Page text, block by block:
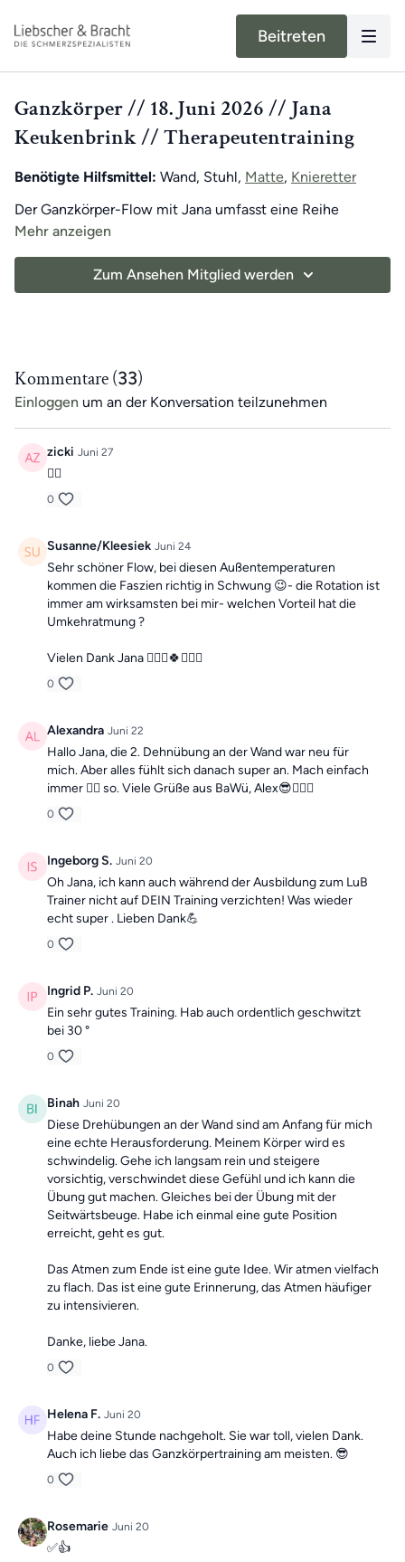
Beitreten
Ganzkörper // 18. Juni 2026 // Jana
Keukenbrink // Therapeutentraining
Benötigte Hilfsmittel: Wand, Stuhl, Matte, Knieretter
Der Ganzkörper-Flow mit Jana umfasst eine Reihe
gezielter Übungen, die darauf ausgelegt sind, die
Flexibilität, Stabilität und Kraft deines gesamten Körpers
zu steigern. Dabei wirst du unterstützt, Schmerzen von
Kopf bis Fuß nachhaltig zu lindern – ganz ohne Belastung
Achte gemeinsam mit Jana auf die Signale deines Körpers
Mehr anzeigen
Zum Ansehen Mitglied werden
Kommentare (33)
Einloggen um an der Konversation teilzunehmen
zicki Juni 27
👍🏼
0
Susanne/Kleesiek Juni 24
Sehr schöner Flow, bei diesen Außentemperaturen
kommen die Faszien richtig in Schwung 😉- die Rotation ist
immer am wirksamsten bei mir- welchen Vorteil hat die
Umkehratmung ?
Vielen Dank Jana 🙋🏼‍♀️🍀🙋🏼‍♀️
0
Alexandra Juni 22
Hallo Jana, die 2. Dehnübung an der Wand war neu für
mich. Aber alles fühlt sich danach super an. Mach einfach
immer 👍🏻 so. Viele Grüße aus BaWü, Alex😎🙋🏻‍♀️
0
Ingeborg S. Juni 20
Oh Jana, ich kann auch während der Ausbildung zum LuB
Trainer nicht auf DEIN Training verzichten! Was wieder
echt super . Lieben Dank💪
0
Ingrid P. Juni 20
Ein sehr gutes Training. Hab auch ordentlich geschwitzt
bei 30 °
0
Binah Juni 20
Diese Drehübungen an der Wand sind am Anfang für mich
eine echte Herausforderung. Meinem Körper wird es
schwindelig. Gehe ich langsam rein und steigere
vorsichtig, verschwindet diese Gefühl und ich kann die
Übung gut machen. Gleiches bei der Übung mit der
Seitwärtsbeuge. Habe ich einmal eine gute Position
erreicht, geht es gut.
Das Atmen zum Ende ist eine gute Idee. Wir atmen vielfach
zu flach. Das ist eine gute Erinnerung, das Atmen häufiger
zu intensivieren.
Danke, liebe Jana.
0
Helena F. Juni 20
Habe deine Stunde nachgeholt. Sie war toll, vielen Dank.
Auch ich liebe das Ganzkörpertraining am meisten. 😎
0
Rosemarie Juni 20
✅👍